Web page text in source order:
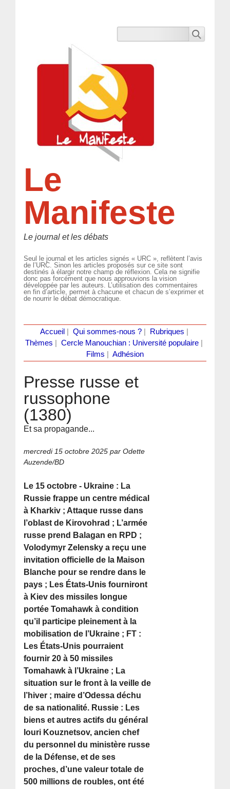
Le
Manifeste
Le journal et les débats
Seul le journal et les articles signés « URC », reflètent l’avis
de l’URC. Sinon les articles proposés sur ce site sont
destinés à élargir notre champ de réflexion. Cela ne signifie
donc pas forcément que nous approuvions la vision
développée par les auteurs. L’utilisation des commentaires
en fin d’article, permet à chacune et chacun de s’exprimer et
de nourrir le débat démocratique.
Accueil Qui sommes-nous ?| Rubriques
Thèmes
Cercle Manouchian : Université populaire
Films
Adhésion
Presse russe et
russophone
(1380)
Et sa propagande...
mercredi 15 octobre 2025 par Odette
Auzende/BD
Le 15 octobre - Ukraine : La
Russie frappe un centre médical
à Kharkiv ; Attaque russe dans
l’oblast de Kirovohrad ; L’armée
russe prend Balagan en RPD ;
Volodymyr Zelensky a reçu une
invitation officielle de la Maison
Blanche pour se rendre dans le
pays ; Les États-Unis fourniront
à Kiev des missiles longue
portée Tomahawk à condition
qu’il participe pleinement à la
mobilisation de l’Ukraine ; FT :
Les États-Unis pourraient
fournir 20 à 50 missiles
Tomahawk à l’Ukraine ; La
situation sur le front à la veille de
l’hiver ; maire d’Odessa déchu
de sa nationalité. Russie : Les
biens et autres actifs du général
Iouri Kouznetsov, ancien chef
du personnel du ministère russe
de la Défense, et de ses
proches, d’une valeur totale de
500 millions de roubles, ont été